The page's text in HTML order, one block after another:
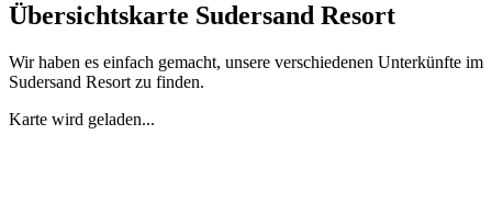
Übersichtskarte Sudersand Resort
Wir haben es einfach gemacht, unsere verschiedenen Unterkünfte im
Sudersand Resort zu finden.
Karte wird geladen...